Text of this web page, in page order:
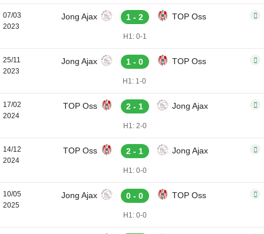
07/03
2023
Jong Ajax 1 - 2 TOP Oss
H1: 0-1
25/11
2023
Jong Ajax 1 - 0 TOP Oss
H1: 1-0
17/02
2024
TOP Oss 2 - 1 Jong Ajax
H1: 2-0
14/12
2024
TOP Oss 2 - 1 Jong Ajax
H1: 0-0
10/05
2025
Jong Ajax 0 - 0 TOP Oss
H1: 0-0